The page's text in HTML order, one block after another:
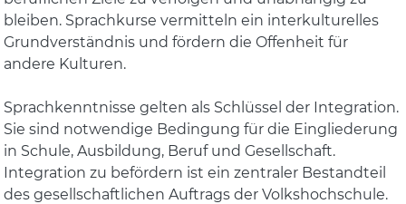
bleiben. Sprachkurse vermitteln ein interkulturelles
Grundverständnis und fördern die Offenheit für
andere Kulturen.
Sprachkenntnisse gelten als Schlüssel der Integration.
Sie sind notwendige Bedingung für die Eingliederung
in Schule, Ausbildung, Beruf und Gesellschaft.
Integration zu befördern ist ein zentraler Bestandteil
des gesellschaftlichen Auftrags der Volkshochschule.